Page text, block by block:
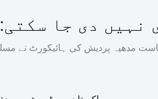
نہیں دی جا